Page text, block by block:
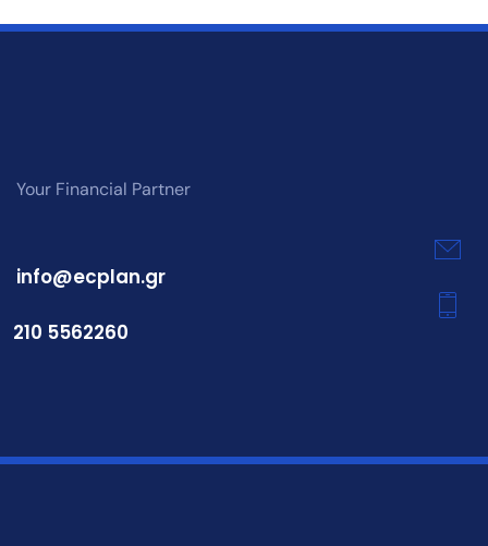
Your Financial Partner
info@ecplan.gr
210 5562260